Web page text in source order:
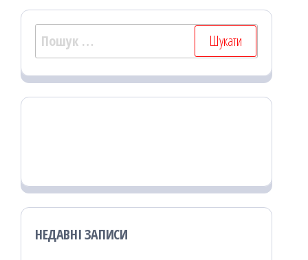
Пошук:
НЕДАВНІ ЗАПИСИ